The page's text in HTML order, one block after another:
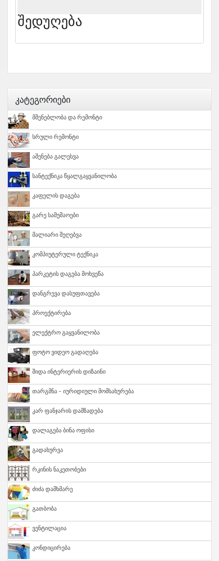
Შედუღება
Კატეგორიები
Მშენებლობა Და Რემონტი
Სრული Რემონტი
Აშენება Გალესვა
Სანტექნიკა Წყალგაყვანილობა
Კაფელის Დაგება
Გარე Სამუშაოები
Მალიარი Შეღებვა
Კომპიუტერული Ტექნიკა
Პარკეტის Დაგება Მოხვეწა
Დანგრევა Დასუფთავება
Პროექტირება
Ელექტრო Გაყვანილობა
Ფოტო Ვიდეო Გადაღება
Შიდა Ინტერიერის Დიზაინი
Თარგმნა - Იურიდიული Მომსახურება
Კარ Ფანჯარის Დამზადება
Დალაგება Ბინა Ოფისი
Გადახურვა
Რკინის Ნაკეთობები
Ძიძა Დამხმარე
Გათბობა
Ვენტილაცია
Კონდიცირება